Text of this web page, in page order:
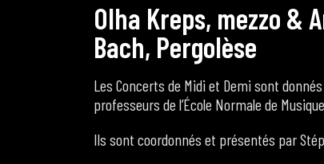
Olha Kreps, mezzo & A
Bach, Pergolèse
Les Concerts de Midi et Demi sont
professeurs de l’École Normale de
Ils sont coordonnés et présentés par